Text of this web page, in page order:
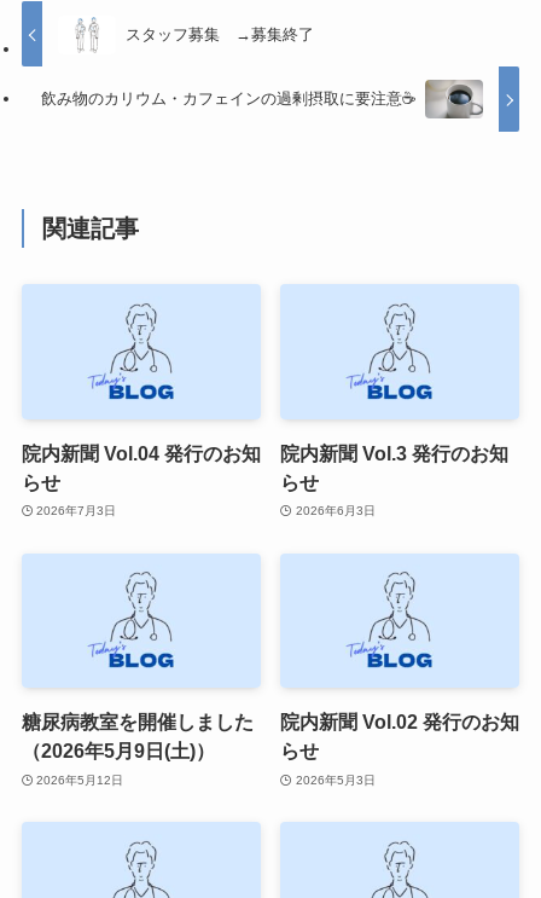
スタッフ募集 →募集終了
飲み物のカリウム・カフェインの過剰摂取に要注意☕️
関連記事
院内新聞 Vol.04 発行のお知
らせ
2026年7月3日
院内新聞 Vol.3 発行のお知
らせ
2026年6月3日
糖尿病教室を開催しました
（2026年5月9日(土)）
2026年5月12日
院内新聞 Vol.02 発行のお知
らせ
2026年5月3日